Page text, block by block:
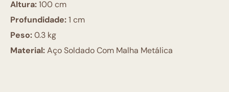
Altura:100 cm
Profundidade:1 cm
Peso:0.3 kg
Material:Aço Soldado Com Malha Metálica